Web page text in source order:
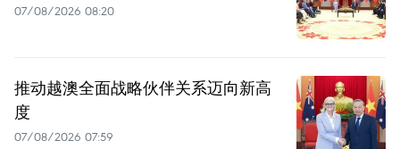
07/08/2026 08:20
推动越澳全面战略伙伴关系迈向新高
度
07/08/2026 07:59